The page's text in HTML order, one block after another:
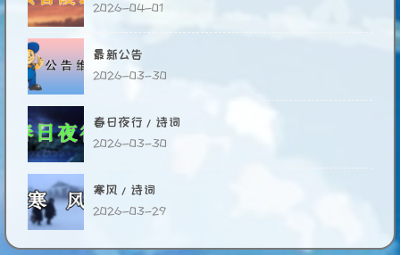
2026-04-01
最新公告
2026-03-30
春日夜行/诗词
2026-03-30
寒风/诗词
2026-03-29